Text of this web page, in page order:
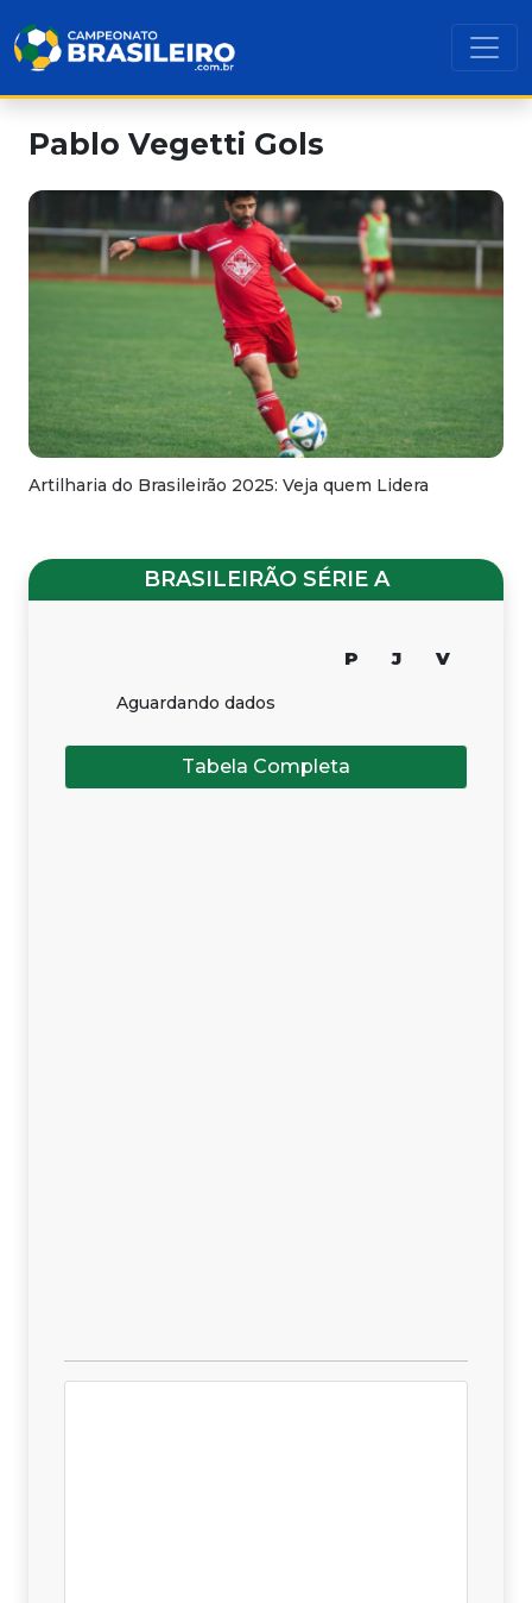
Pablo Vegetti Gols
Artilharia do Brasileirão 2025: Veja quem Lidera
BRASILEIRÃO SÉRIE A
P J V
Aguardando dados
Tabela Completa